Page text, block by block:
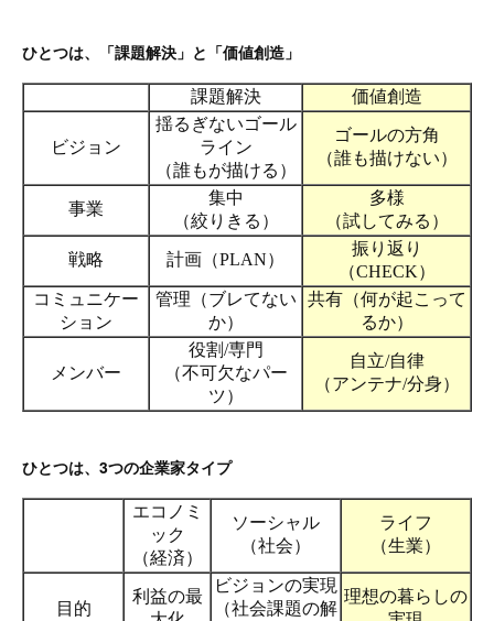
ひとつは、「課題解決」と「価値創造」
ひとつは、3つの企業家タイプ